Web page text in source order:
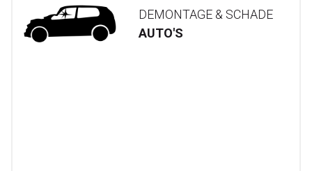
DEMONTAGE & SCHADE
AUTO'S